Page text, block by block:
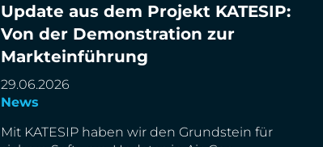
Update aus dem Projekt KATESIP:
Von der Demonstration zur
Markteinführung
29.06.2026
News
Mit KATESIP haben wir den Grundstein für
Update aus dem Projekt KATESIP: Von der
Demonstration zur Markteinführung